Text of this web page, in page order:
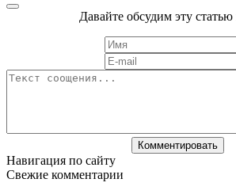
Давайте обсудим эту статью
Навигация по сайту
Свежие комментарии